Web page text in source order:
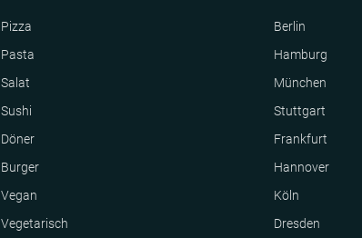
Pizza
Pasta
Salat
Sushi
Döner
Burger
Vegan
Vegetarisch
Berlin
Hamburg
München
Stuttgart
Frankfurt
Hannover
Köln
Dresden